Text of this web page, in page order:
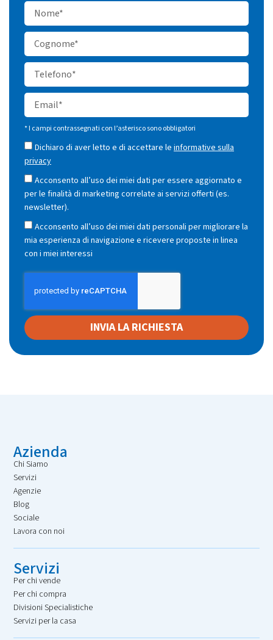
* I campi contrassegnati con l’asterisco sono obbligatori
Dichiaro di aver letto e di accettare le informative sulla
privacy
Acconsento all’uso dei miei dati per essere aggiornato e
per le finalità di marketing correlate ai servizi offerti (es.
newsletter).
Acconsento all’uso dei miei dati personali per migliorare la
mia esperienza di navigazione e ricevere proposte in linea
con i miei interessi
INVIA LA RICHIESTA
Azienda
Chi Siamo
Servizi
Agenzie
Blog
Sociale
Lavora con noi
Servizi
Per chi vende
Per chi compra
Divisioni Specialistiche
Servizi per la casa